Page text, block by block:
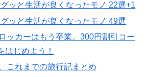
ッと生活が良くなったモノ 22選+1
ッと生活が良くなったモノ 49選
ッカーはもう卒業。300円割引コー
はじめよう！
これまでの旅行記まとめ